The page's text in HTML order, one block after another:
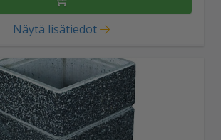
Näytä lisätiedot